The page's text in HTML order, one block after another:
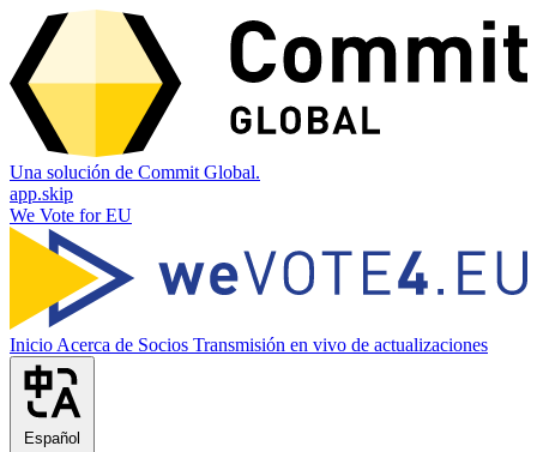
Una solución de Commit Global.
app.skip
We Vote for EU
Inicio Acerca de Socios Transmisión en vivo de actualizaciones
Español